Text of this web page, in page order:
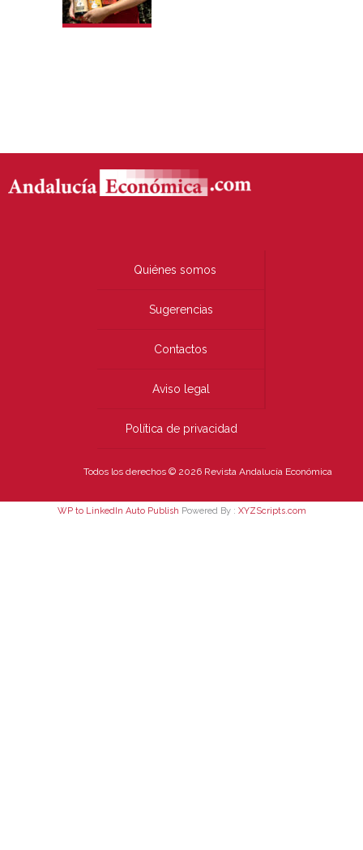
Quiénes somos
Sugerencias
Contactos
Aviso legal
Política de privacidad
Todos los derechos © 2026 Revista Andalucía Económica
WP to LinkedIn Auto Publish Powered By : XYZScripts.com